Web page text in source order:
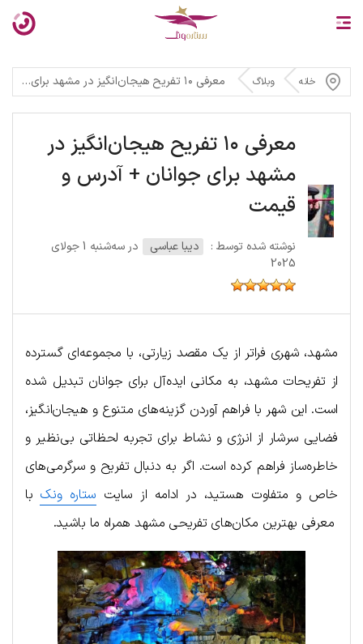
خانه وبلاگ معرفی ۱۰ تفریح هیجان‌انگیز در مشهد برای جوانان + آدرس و قیمت
معرفی ۱۰ تفریح هیجان‌انگیز در
مشهد برای جوانان + آدرس و
قیمت
نوشته شده توسط : دیبا عباسی
در سه‌شنبه 1 جولای
2025
مشهد، شهری فراتر از یک مقصد زیارتی، با مجموعه‌ای گسترده
از تفریحات مشهد، به مکانی ایده‌آل برای جوانان تبدیل شده
است. این شهر با فراهم آوردن گزینه‌های متنوع و هیجان‌انگیز،
فضایی سرشار از انرژی و نشاط برای تجربه لحظاتی بی‌نظیر و
خاطره‌ساز فراهم کرده است. اگر به دنبال تفریح و سرگرمی‌های
خاص و متفاوت هستید، در ادامه از سایت ستاره ونک با
معرفی بهترین مکان‌های تفریحی مشهد همراه ما باشید.